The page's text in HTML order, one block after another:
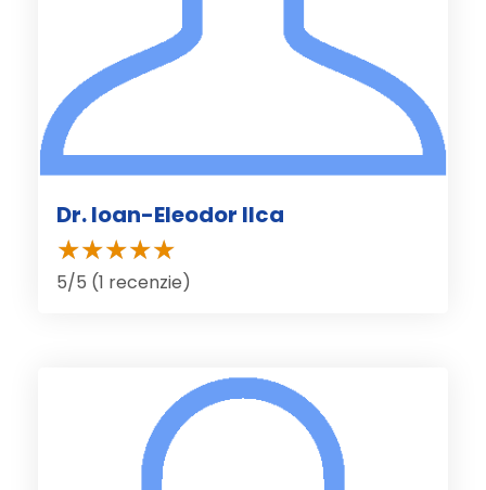
Dr. Ioan-Eleodor Ilca
5/5 (1 recenzie)